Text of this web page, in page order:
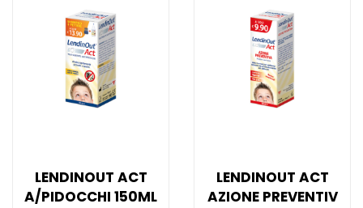
LENDINOUT ACT
A/PIDOCCHI 150ML
LENDINOUT ACT
AZIONE PREVENTIV